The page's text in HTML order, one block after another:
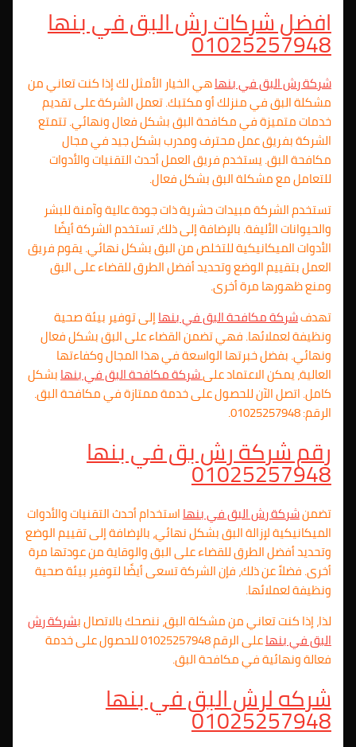
افضل شركات رش البق في بنها
01025257948
شركة رش البق في بنهاهي الخيار الأمثل لك إذا كنت تعاني من
مشكلة البق في منزلك أو مكتبك. تعمل الشركة على تقديم
خدمات متميزة في مكافحة البق بشكل فعال ونهائي. تتمتع
الشركة بفريق عمل محترف ومدرب بشكل جيد في مجال
مكافحة البق. يستخدم فريق العمل أحدث التقنيات والأدوات
للتعامل مع مشكلة البق بشكل فعال.
تستخدم الشركة مبيدات حشرية ذات جودة عالية وآمنة للبشر
والحيوانات الأليفة. بالإضافة إلى ذلك، تستخدم الشركة أيضًا
الأدوات الميكانيكية للتخلص من البق بشكل نهائي. يقوم فريق
العمل بتقييم الوضع وتحديد أفضل الطرق للقضاء على البق
ومنع ظهورها مرة أخرى.
تهدفشركة مكافحة البق في بنهاإلى توفير بيئة صحية
ونظيفة لعملائها. فهي تضمن القضاء على البق بشكل فعال
ونهائي. بفضل خبرتها الواسعة في هذا المجال وكفاءتها
العالية، يمكن الاعتماد علىشركة مكافحة البق في بنهابشكل
كامل. اتصل الآن للحصول على خدمة ممتازة في مكافحة البق.
الرقم: 01025257948.
رقم شركة رش بق في بنها
01025257948
تضمنشركة رش البق في بنهااستخدام أحدث التقنيات والأدوات
الميكانيكية لإزالة البق بشكل نهائي، بالإضافة إلى تقييم الوضع
وتحديد أفضل الطرق للقضاء على البق والوقاية من عودتها مرة
أخرى. فضلاً عن ذلك، فإن الشركة تسعى أيضًا لتوفير بيئة صحية
ونظيفة لعملائها.
لذا، إذا كنت تعاني من مشكلة البق، ننصحك بالاتصال بشركة رش
البق في بنها
على الرقم 01025257948 للحصول على خدمة
فعالة ونهائية في مكافحة البق.
شركه لرش البق في بنها
01025257948